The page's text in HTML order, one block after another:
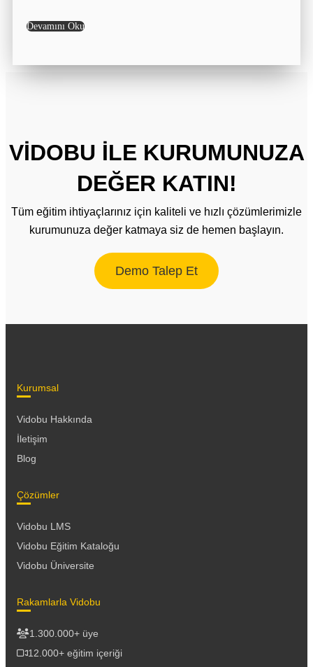
Devamını Oku
VİDOBU İLE KURUMUNUZA
DEĞER KATIN!
Tüm eğitim ihtiyaçlarınız için kaliteli ve hızlı çözümlerimizle
kurumunuza değer katmaya siz de hemen başlayın.
Demo Talep Et
Kurumsal
Vidobu Hakkında
İletişim
Blog
Çözümler
Vidobu LMS
Vidobu Eğitim Kataloğu
Vidobu Üniversite
Rakamlarla Vidobu
1.300.000+ üye
12.000+ eğitim içeriği